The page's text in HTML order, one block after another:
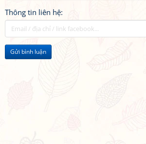
Thông tin liên hệ:
Gửi bình luận